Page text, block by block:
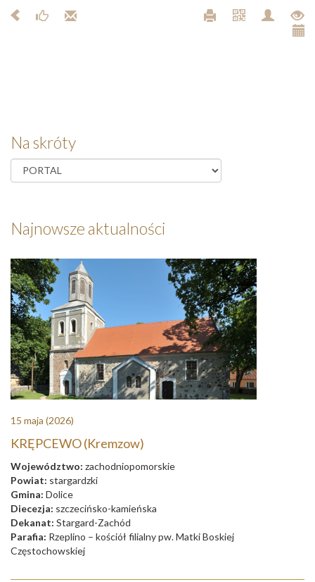
Na skróty
Najnowsze aktualności
15 maja (2026)
KRĘPCEWO (Kremzow)
Województwo: zachodniopomorskie
Powiat: stargardzki
Gmina: Dolice
Diecezja: szczecińsko-kamieńska
Dekanat: Stargard-Zachód
Parafia: Rzeplino – kościół filialny pw. Matki Boskiej
Częstochowskiej